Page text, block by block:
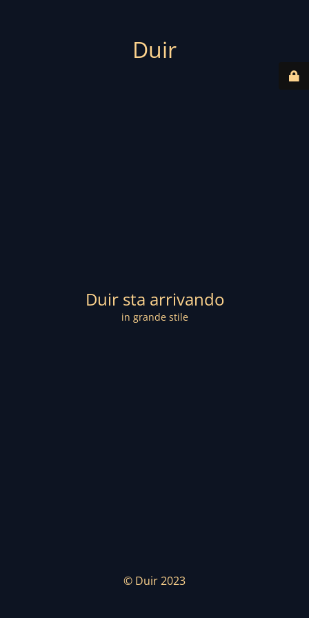
Duir
Duir sta arrivando
in grande stile
© Duir 2023